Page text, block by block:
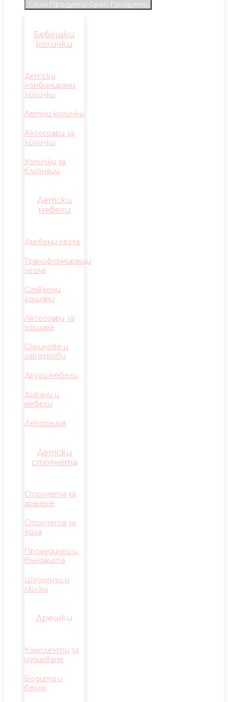
Close Продукти Open Продукти
Бебешки
колички
Детски
комбинирани
колички
Летни колички
Аксесоари за
колички
Колички за
близнаци
Детски
мебели
Дървени легла
Трансформиращи
легла
Сгъваеми
кошари
Аксесоари за
кошара
Скринове и
гардероби
Други мебели
Дивани и
мебели
Декорация
Детски
столчета
Столчета за
хранене
Столчета за
кола
Проходилки и
бънджита
Шезлонзи и
люлки
Дрешки
Комплекти за
изписване
Бодита и
бельо